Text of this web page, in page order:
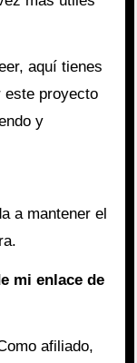
aquí tienes
este proyecto
y
a mantener el
mi enlace de
afiliado,